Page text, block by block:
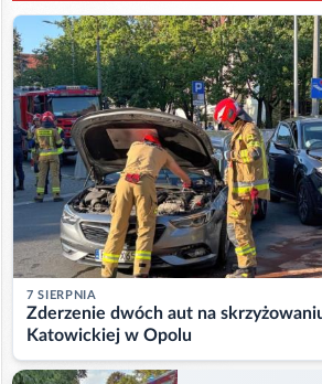
7 SIERPNIA
Zderzenie dwóch aut na
Katowickiej w Opolu